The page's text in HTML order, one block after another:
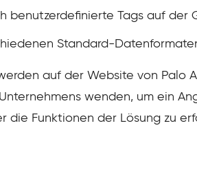
benutzerdefinierte Tags auf der
Standard-Datenformaten
auf der Website von
wenden, um ein
die Funktionen der Lösung zu